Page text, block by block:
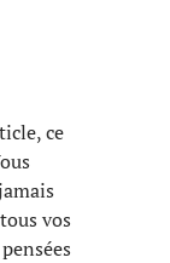
ce
vos